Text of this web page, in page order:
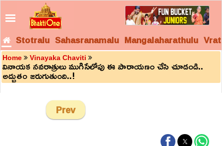
Stotralu Sahasranamalu Mangalaharathulu
Home Vinayaka Chaviti
వినాయక నవరాత్రులు ముగిసేలోపు ఈ పారాయణం చేసి చూడండి..
అద్బుతం జరుగుతుంది..!
Prev